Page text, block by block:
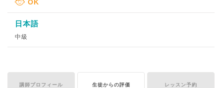
日本語
中級
講師プロフィール 生徒からの評価 レッスン予約